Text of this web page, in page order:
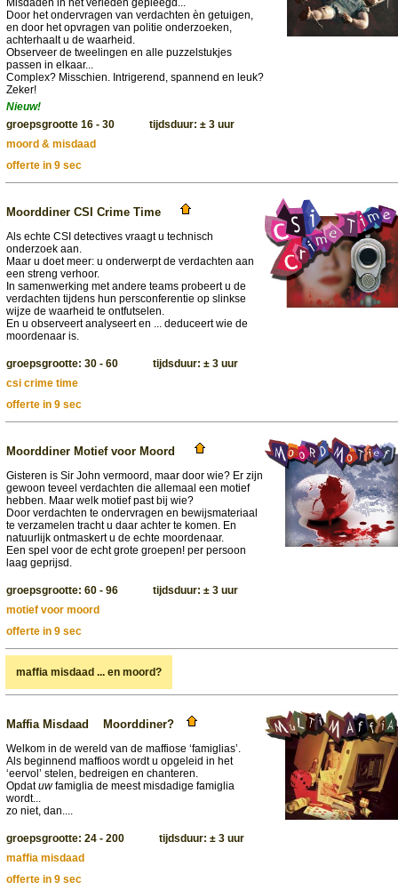
Door het ondervragen van verdachten èn getuigen,
en door het opvragen van politie onderzoeken,
achterhaalt u de waarheid.
Observeer de tweelingen en alle puzzelstukjes
passen in elkaar...
Complex? Misschien. Intrigerend, spannend en leuk?
Zeker!
Nieuw!
groepsgrootte 16 - 30 tijdsduur: ± 3 uur
moord & misdaad
offerte in 9 sec
Moorddiner CSI Crime Time
Als echte CSI detectives vraagt u technisch
onderzoek aan.
Maar u doet meer: u onderwerpt de verdachten aan
een streng verhoor.
In samenwerking met andere teams probeert u de
verdachten tijdens hun persconferentie op slinkse
wijze de waarheid te ontfutselen.
En u observeert analyseert en ... deduceert wie de
moordenaar is.
groepsgrootte: 30 - 60 tijdsduur: ± 3 uur
csi crime time
offerte in 9 sec
Moorddiner Motief voor Moord
Gisteren is Sir John vermoord, maar door wie? Er zijn
gewoon teveel verdachten die allemaal een motief
hebben. Maar welk motief past bij wie?
Door verdachten te ondervragen en bewijsmateriaal
te verzamelen tracht u daar achter te komen. En
natuurlijk ontmaskert u de echte moordenaar.
Een spel voor de echt grote groepen! per persoon
laag geprijsd.
groepsgrootte: 60 - 96 tijdsduur: ± 3 uur
motief voor moord
offerte in 9 sec
maffia misdaad ... en moord?
Maffia Misdaad Moorddiner?
Welkom in de wereld van de maffiose ‘famiglias’.
Als beginnend maffioos wordt u opgeleid in het
‘eervol’ stelen, bedreigen en chanteren.
Opdatuwfamiglia de meest misdadige famiglia
wordt...
zo niet, dan....
groepsgrootte: 24 - 200 tijdsduur: ± 3 uur
maffia misdaad
offerte in 9 sec